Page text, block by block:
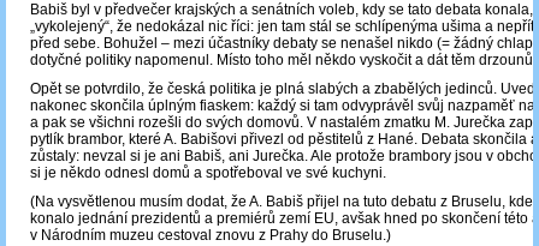
Babiš byl v předvečer krajských a senátních voleb, kdy se tato debata konala,
„vykolejený“, že nedokázal nic říci: jen tam stál se schlípenýma ušima a
před sebe. Bohužel ‒ mezi účastníky debaty se nenašel nikdo (= žádný
dotyčné politiky napomenul. Místo toho měl někdo vyskočit a dát těm
Opět se potvrdilo, že česká politika je plná slabých a zbabělých jedinců.
nakonec skončila úplným fiaskem: každý si tam odvyprávěl svůj nazpaměť
a pak se všichni rozešli do svých domovů. V nastalém zmatku M. Jurečka
pytlík brambor, které A. Babišovi přivezl od pěstitelů z Hané. Debata skončila
zůstaly: nevzal si je ani Babiš, ani Jurečka. Ale protože brambory jsou v
si je někdo odnesl domů a spotřeboval ve své kuchyni.
(Na vysvětlenou musím dodat, že A. Babiš přijel na tuto debatu z Bruselu, kde
konalo jednání prezidentů a premiérů zemí EU, avšak hned po skončení této
v Národním muzeu cestoval znovu z Prahy do Bruselu.)